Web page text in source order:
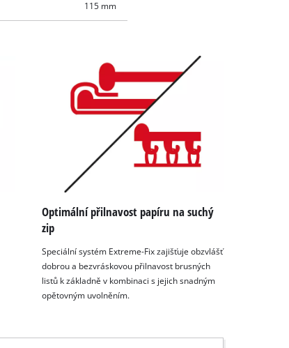
115 mm
Optimální přilnavost papíru na suchý
zip
Speciální systém Extreme-Fix zajišťuje obzvlášť
dobrou a bezvráskovou přilnavost brusných
listů k základně v kombinaci s jejich snadným
opětovným uvolněním.